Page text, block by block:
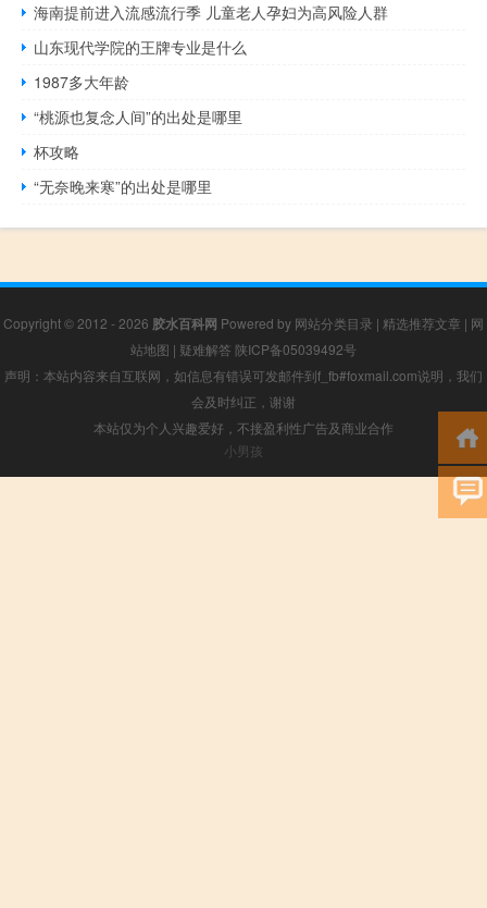
海南提前进入流感流行季 儿童老人孕妇为高风险人群
山东现代学院的王牌专业是什么
1987多大年龄
“桃源也复念人间”的出处是哪里
杯攻略
“无奈晚来寒”的出处是哪里
Copyright © 2012 - 2026 胶水百科网 Powered by 网站分类目录 | 精选推荐文章 | 网
站地图 | 疑难解答 陕ICP备05039492号
声明：本站内容来自互联网，如信息有错误可发邮件到f_fb#foxmail.com说明，我们
会及时纠正，谢谢
本站仅为个人兴趣爱好，不接盈利性广告及商业合作
小男孩